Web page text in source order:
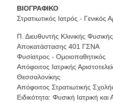
ΒΙΟΓΡΑΦΙΚΟ
Στρατιωτικός Ιατρός - Γενικός
Π. Διευθυντής Κλινικής Φυσικής
Αποκατάστασης 401 ΓΣΝΑ
Φυσίατρος - Ομοιοπαθητικός
Απόφοιτος Ιατρικής
Θεσσαλονίκης
Απόφοιτος Στρατιωτικής
Ειδικότητα: Φυσική Ιατρική